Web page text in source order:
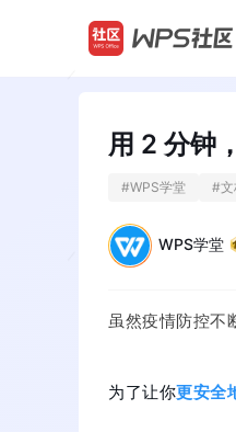
/
用 2 分钟
#WPS学堂 #
WPS学堂
虽然疫情防控不
为了让你更安全